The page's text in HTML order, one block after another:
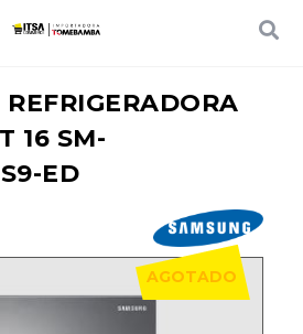
16 SM-
ED
AGOTADO